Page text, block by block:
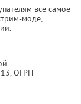
все самое
моде,
, ОГРН